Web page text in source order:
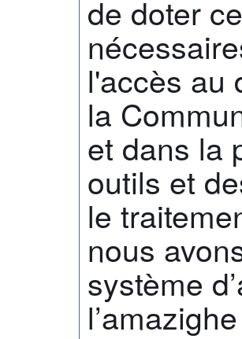
de doter
l'accès au
la
et dans la
outils et
le
nous
système